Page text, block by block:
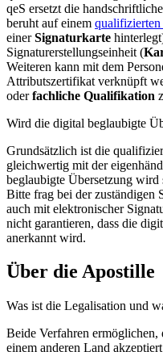
qeS ersetzt die
beruht auf einem
einerSignaturkarte
Signaturerstellungseinheit (
Weiteren kann mit dem
Attributszertifikat verknüpft
oderfachliche Qualifikation
Wird die digital beglaubigte
Grundsätzlich ist die
gleichwertig mit der
beglaubigte Übersetzung wird
Bitte frag bei der zuständigen
auch mit elektronischer
nicht garantieren, dass die
anerkannt wird.
Über die Apostille
Was ist die Legalisation und
Beide Verfahren
einem anderen Land